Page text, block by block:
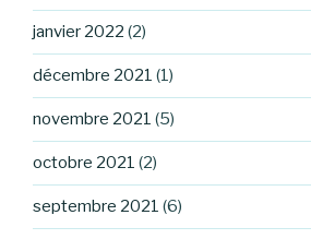
janvier 2022 (2)
décembre 2021 (1)
novembre 2021 (5)
octobre 2021 (2)
septembre 2021 (6)